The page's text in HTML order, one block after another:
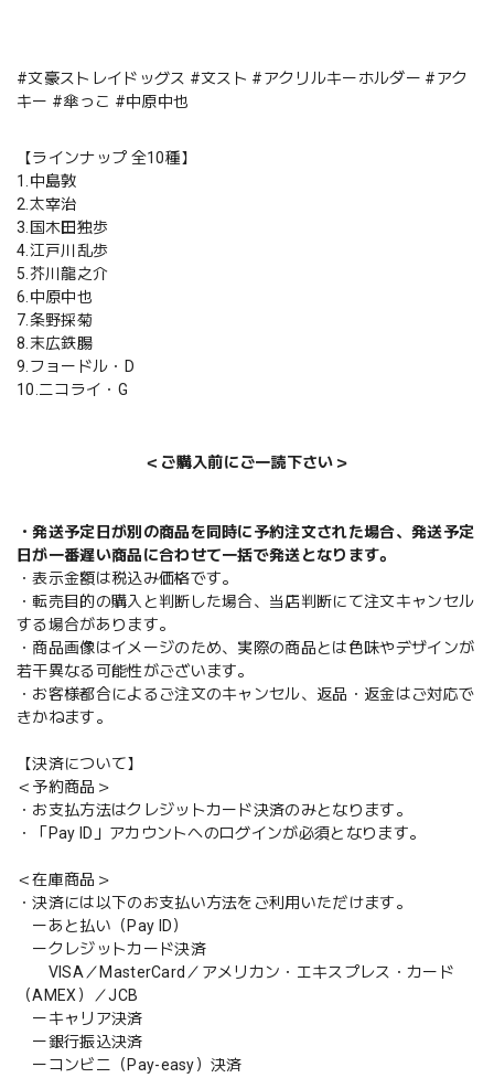
#文豪ストレイドッグス #文スト #アクリルキーホルダー #アク
キー #傘っこ #中原中也
【ラインナップ 全10種】
1.中島敦
2.太宰治
3.国木田独歩
4.江戸川乱歩
5.芥川龍之介
6.中原中也
7.条野採菊
8.末広鉄腸
9.フョードル・D
10.ニコライ・G
＜ご購入前にご一読下さい＞
・発送予定日が別の商品を同時に予約注文された場合、発送予定
日が一番遅い商品に合わせて一括で発送となります。
・表示金額は税込み価格です。
・転売目的の購入と判断した場合、当店判断にて注文キャンセル
する場合があります。
・商品画像はイメージのため、実際の商品とは色味やデザインが
若干異なる可能性がございます。
・お客様都合によるご注文のキャンセル、返品・返金はご対応で
きかねます。
【決済について】
＜予約商品＞
・お支払方法はクレジットカード決済のみとなります。
・「Pay ID」アカウントへのログインが必須となります。
＜在庫商品＞
・決済には以下のお支払い方法をご利用いただけます。
ーあと払い（Pay ID）
ークレジットカード決済
VISA／MasterCard／アメリカン・エキスプレス・カード
（AMEX）／JCB
ーキャリア決済
ー銀行振込決済
ーコンビニ（Pay-easy）決済